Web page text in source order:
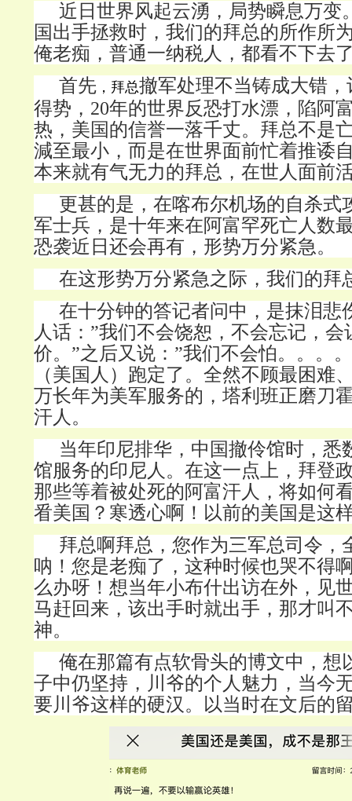
近日世界风起云湧，局势瞬息万变
国出手拯救时，我们的拜总的所作所
俺老痴，普通一纳税人，都看不下去
首先 ，拜总撤军处理不当铸成大错
得势，20年的世界反恐打水漂，陷阿
热，美国的信誉一落千丈。拜总不是
減至最小，而是在世界面前忙着推诿
本来就有气无力的拜总，在世人面前
更甚的是，在喀布尔机场的自杀式
军士兵，是十年来在阿富罕死亡人数
恐袭近日还会再有，形势万分紧急。
在这形势万分紧急之际，我们的拜
在十分钟的答记者问中，是抹泪悲
人话：”我们不会饶恕，不会忘记，会
价。”之后又说：”我们不会怕。。。
（美国人）跑定了。全然不顾最困难
万长年为美军服务的，塔利班正磨刀
汗人。
当年印尼排华，中国撤伶馆时，悉
馆服务的印尼人。在这一点上，拜登
那些等着被处死的阿富汗人，将如何
㸔美国？寒透心啊！以前的美国是这
拜总啊拜总，您作为三军总司令，
呐！您是老痴了，这种时候也哭不得
么办呀！想当年小布什出访在外，见
马赶回来，该出手时就出手，那才叫
神。
俺在那篇有点软骨头的博文中，想
子中仍坚持，川爷的个人魅力，当今
要川爷这样的硬汉。以当时在文后的